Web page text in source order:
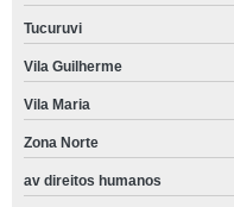
Tucuruvi
Vila Guilherme
Vila Maria
Zona Norte
av direitos humanos